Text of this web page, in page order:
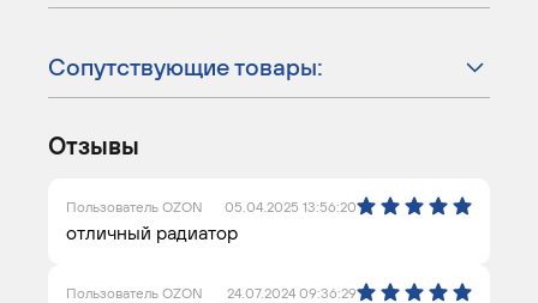
Сопутствующие товары:
Отзывы
Пользователь OZON 05.04.2025 13:56:20
отличный радиатор
Пользователь OZON 24.07.2024 09:36:29